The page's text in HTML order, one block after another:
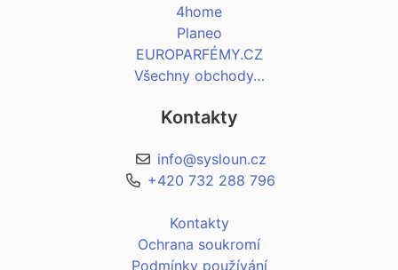
4home
Planeo
EUROPARFÉMY.CZ
Všechny obchody…
Kontakty
info@sysloun.cz
+420 732 288 796
Kontakty
Ochrana soukromí
Podmínky používání